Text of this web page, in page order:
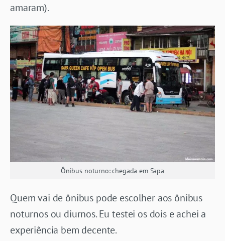
amaram).
Ônibus noturno: chegada em Sapa
Quem vai de ônibus pode escolher aos ônibus
noturnos ou diurnos. Eu testei os dois e achei a
experiência bem decente.